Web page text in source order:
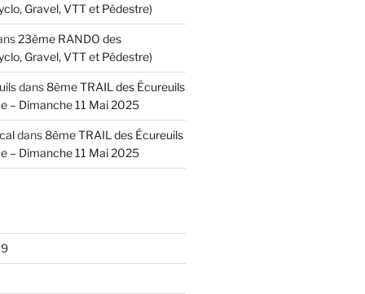
Gravel, VTT et Pédestre)
23ème RANDO des
Gravel, VTT et Pédestre)
dans8ème TRAIL des Écureuils
– Dimanche 11 Mai 2025
dans8ème TRAIL des Écureuils
– Dimanche 11 Mai 2025